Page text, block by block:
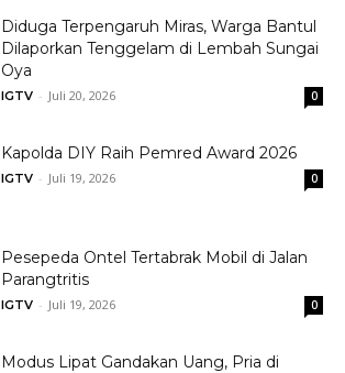
Diduga Terpengaruh Miras, Warga Bantul
Dilaporkan Tenggelam di Lembah Sungai
Oya
IGTV - Juli 20, 2026 0
Kapolda DIY Raih Pemred Award 2026
IGTV - Juli 19, 2026 0
Pesepeda Ontel Tertabrak Mobil di Jalan
Parangtritis
IGTV - Juli 19, 2026 0
Modus Lipat Gandakan Uang, Pria di